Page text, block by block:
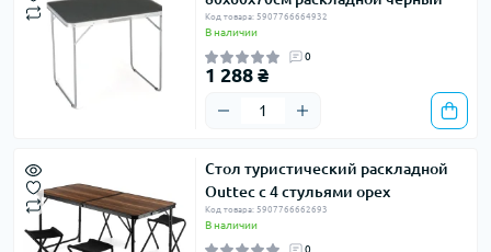
Код товара: 5907766664932
В наличии
0
1 288 ₴
Стол туристический раскладной
Outtec с 4 стульями орех
Код товара: 5907766662693
В наличии
0